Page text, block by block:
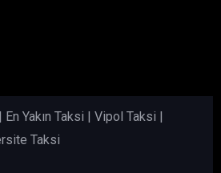
| En Yakın Taksi |Vipol Taksi |
Taksi